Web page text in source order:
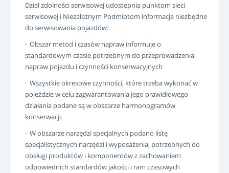
Szkolenie
Harmonogramy napraw / Wyposażenie
Przyrządy diagnostyczne
Przeprogramowanie ECU
Rescue material
LOGIN
REJESTRACJA
Dział zdolności serwisowej udostępnia punktom sieci
serwisowej i Niezależnym Podmiotom informacje niezbędne
do serwisowania pojazdów:
· Obszar metod i czasów napraw informuje o
standardowym czasie potrzebnym do przeprowadzenia
napraw pojazdu i czynności konserwacyjnych
· Wszystkie okresowe czynności, które trzeba wykonać w
pojeździe w celu zagwarantowania jego prawidłowego
działania podane są w obszarze harmonogramów
konserwacji.
· W obszarze narzędzi specjalnych podano listę
specjalistycznych narzędzi i wyposażenia, potrzebnych do
obsługi produktów i komponentów z zachowaniem
odpowiednich standardów jakości i ram czasowych